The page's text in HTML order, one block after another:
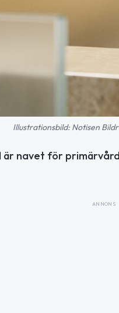
Illustrationsbild: Notisen
är navet för
ANNONS